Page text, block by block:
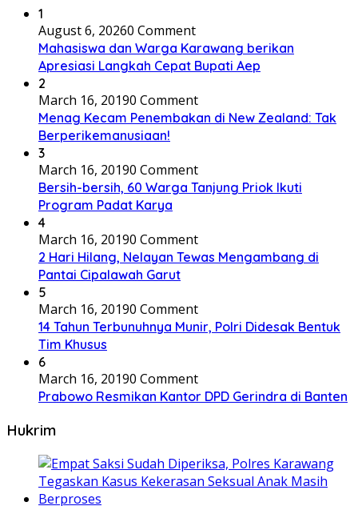
1
August 6, 20260 Comment
Mahasiswa dan Warga Karawang berikan
Apresiasi Langkah Cepat Bupati Aep
2
March 16, 20190 Comment
Menag Kecam Penembakan di New Zealand: Tak
Berperikemanusiaan!
3
March 16, 20190 Comment
Bersih-bersih, 60 Warga Tanjung Priok Ikuti
Program Padat Karya
4
March 16, 20190 Comment
2 Hari Hilang, Nelayan Tewas Mengambang di
Pantai Cipalawah Garut
5
March 16, 20190 Comment
14 Tahun Terbunuhnya Munir, Polri Didesak Bentuk
Tim Khusus
6
March 16, 20190 Comment
Prabowo Resmikan Kantor DPD Gerindra di Banten
Hukrim